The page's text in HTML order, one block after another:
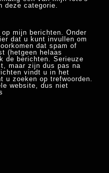
deze categorie.
op mijn berichten. Onder
dat u kunt invullen om
dat spam of
(hetgeen helaas
de berichten. Serieuze
maar zijn dus pas na
vindt u in het
zoeken op trefwoorden.
website, dus niet